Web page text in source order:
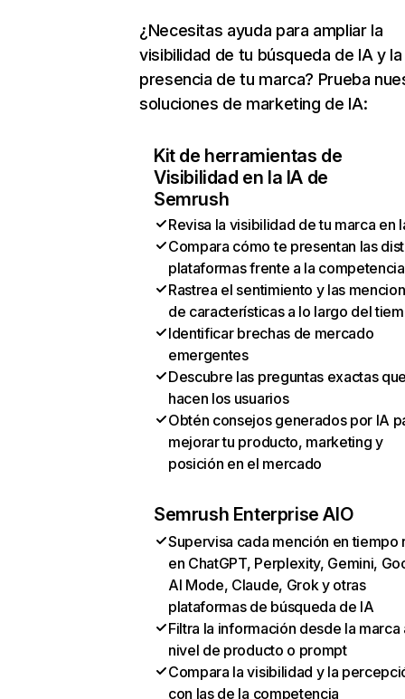
¿Necesitas ayuda para ampliar la
visibilidad de tu búsqueda de IA y la
presencia de tu marca? Prueba
soluciones de marketing de IA:
Kit de herramientas de
Visibilidad en la IA de
Semrush
Revisa la visibilidad de tu marca en
Compara cómo te presentan las
plataformas frente a la competencia
Rastrea el sentimiento y las
de características a lo largo del
Identificar brechas de mercado
emergentes
Descubre las preguntas exactas
hacen los usuarios
Obtén consejos generados por IA
mejorar tu producto, marketing y
posición en el mercado
Semrush Enterprise AIO
Supervisa cada mención en tiempo
en ChatGPT, Perplexity, Gemini,
AI Mode, Claude, Grok y otras
plataformas de búsqueda de IA
Filtra la información desde la marca
nivel de producto o prompt
Compara la visibilidad y la
con las de la competencia